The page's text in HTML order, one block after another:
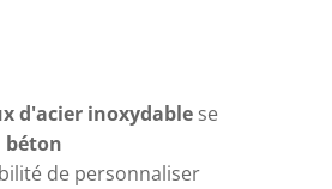
d'acier inoxydable se
béton
de personnaliser